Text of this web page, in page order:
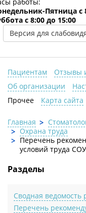
Пятница c
с 8:00 до 15:00
Версия для
Пациентам Отзывы
Об организации
Прочее
Карта сайта
Главная
Охрана труда
Перечень
условий труда
Разделы
Сводная ведомость
Перечень